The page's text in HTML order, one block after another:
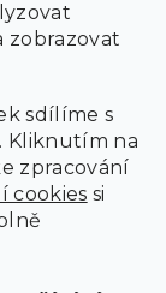
zobrazovat
sdílíme s
Kliknutím na
zpracování
cookies si